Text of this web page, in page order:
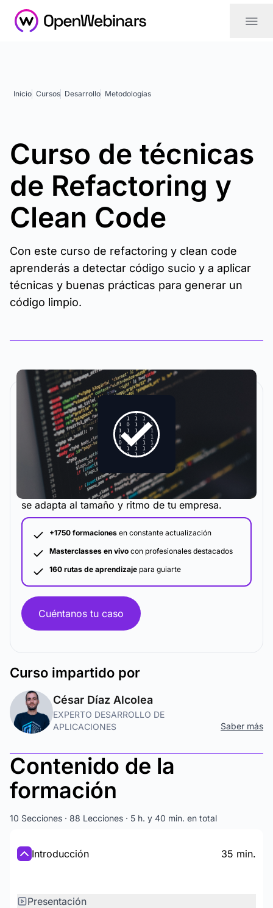
|||
Inicio Cursos Desarrollo Metodologías
Curso de técnicas
de Refactoring y
Clean Code
Con este curso de refactoring y clean code
aprenderás a detectar código sucio y a aplicar
técnicas y buenas prácticas para generar un
código limpio.
La metodología y plataforma de formación que
se adapta al tamaño y ritmo de tu empresa.
+1750 formaciones en constante actualización
Masterclasses en vivo con profesionales destacados
160 rutas de aprendizaje para guiarte
Cuéntanos tu caso
Curso impartido por
César Díaz Alcolea
EXPERTO DESARROLLO DE
APLICACIONES
Saber más
Contenido de la
formación
10 Secciones · 88 Lecciones · 5 h. y 40 min. en total
Introducción 35 min.
Presentación